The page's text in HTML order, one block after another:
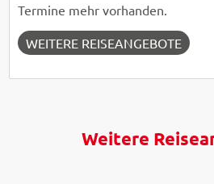
Termine mehr vorhanden.
WEITERE REISEANGEBOTE
Weitere